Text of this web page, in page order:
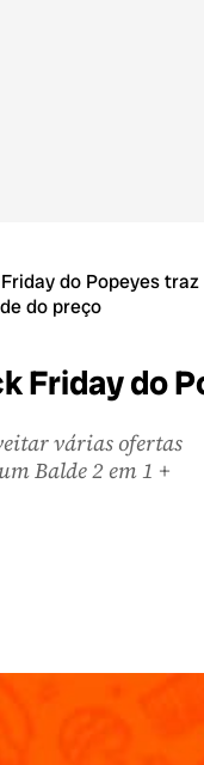
do Popeyes traz
do preço
Friday do
várias ofertas
Balde 2 em 1 +